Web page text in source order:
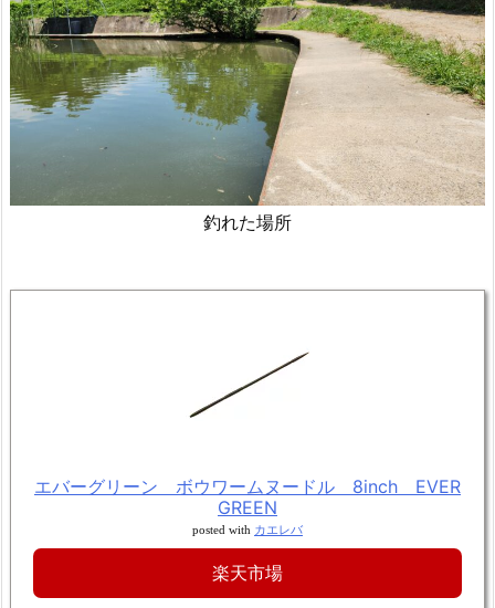
釣れた場所
エバーグリーン ボウワームヌードル 8inch EVER
GREEN
posted with カエレバ
楽天市場